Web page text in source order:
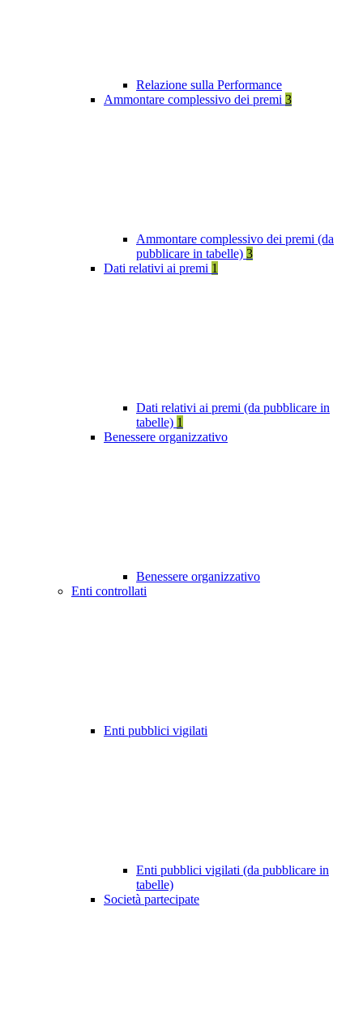
Relazione sulla Performance
Ammontare complessivo dei premi 3
Ammontare complessivo dei premi (da
pubblicare in tabelle) 3
Dati relativi ai premi 1
Dati relativi ai premi (da pubblicare in
tabelle) 1
Benessere organizzativo
Benessere organizzativo
Enti controllati
Enti pubblici vigilati
Enti pubblici vigilati (da pubblicare in
tabelle)
Società partecipate